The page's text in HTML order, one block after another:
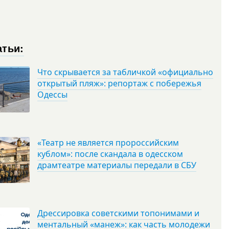
Что скрывается за табличкой «официально
открытый пляж»: репортаж с побережья
Одессы
«Театр не является пророссийским
кублом»: после скандала в одесском
драмтеатре материалы передали в СБУ
Дрессировка советскими топонимами и
ментальный «манеж»: как часть молодежи